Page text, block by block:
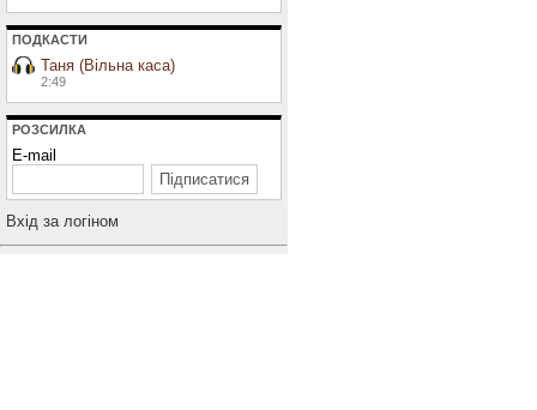
ПОДКАСТИ
Таня (Вільна каса)
2:49
РОЗСИЛКА
E-mail
Вхiд за логiном